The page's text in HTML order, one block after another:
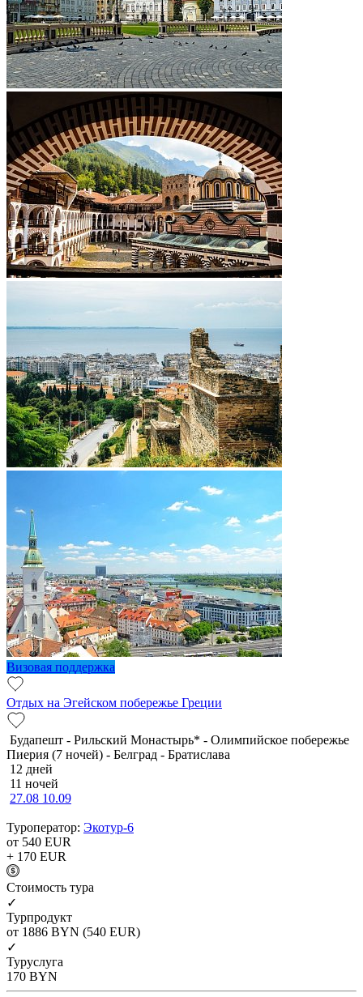
Визовая поддержка
Отдых на Эгейском побережье Греции
Будапешт - Рильский Монастырь* - Олимпийское побережье
Пиерия (7 ночей) - Белград - Братислава
12 дней
11 ночей
27.08 10.09
Туроператор: Экотур-6
от 540 EUR
+ 170 EUR
Cтоимость тура
✓
Турпродукт
от 1886 BYN (540 EUR)
✓
Туруслуга
170 BYN